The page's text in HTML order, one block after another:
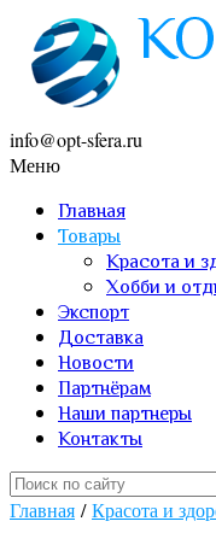
info@opt-sfera.ru
Меню
Главная
Товары
Красота и
Хобби и
Экспорт
Доставка
Новости
Партнёрам
Наши партнеры
Контакты
Главная /Красота и